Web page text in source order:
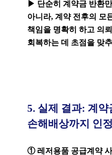
▶ 단순히 계약금 반환
아니라, 계약 전후의 모
책임을 명확히 하고 의
회복하는 데 초점을 맞
5. 실제 결과: 계약
손해배상까지 인정
① 레저용품 공급계약